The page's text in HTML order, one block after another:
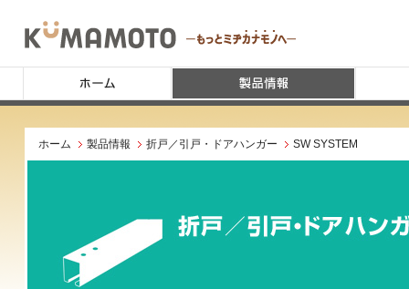
ホーム 製品情報 折戸／引戸・ドアハンガー SW SYSTEM